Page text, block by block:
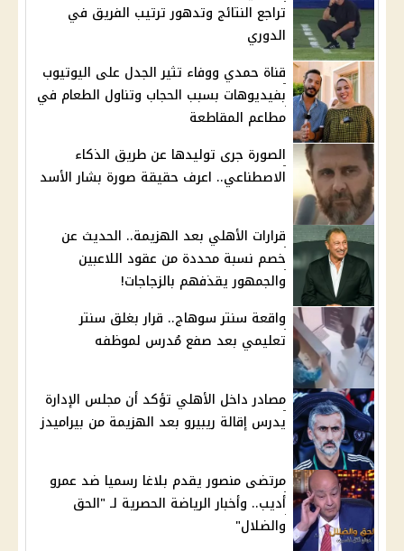
تراجع النتائج وتدهور ترتيب الفريق في
الدوري
قناة حمدي ووفاء تثير الجدل على اليوتيوب
بفيديوهات بسبب الحجاب وتناول الطعام في
مطاعم المقاطعة
الصورة جرى توليدها عن طريق الذكاء
الاصطناعي.. اعرف حقيقة صورة بشار الأسد
قرارات الأهلي بعد الهزيمة.. الحديث عن
خصم نسبة محددة من عقود اللاعبين
والجمهور يقذفهم بالزجاجات!
واقعة سنتر سوهاج.. قرار بغلق سنتر
تعليمي بعد صفع مُدرس لموظفه
مصادر داخل الأهلي تؤكد أن مجلس الإدارة
يدرس إقالة ريبيرو بعد الهزيمة من بيراميدز
مرتضى منصور يقدم بلاغا رسميا ضد عمرو
أديب.. وأخبار الرياضة الحصرية لـ "الحق
والضلال"